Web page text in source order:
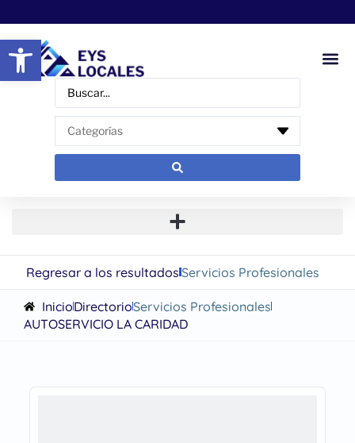
Abrir barra de herramientas
Regresar a los resultadosServicios Profesionales
InicioDirectorioServicios Profesionales
AUTOSERVICIO LA CARIDAD